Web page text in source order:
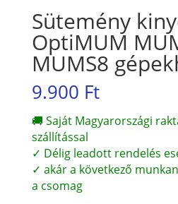
Sütemény
OptiMUM
MUMS8
9.900 Ft
🚚 Saját Magyarországi
szállítással
✓ Délig leadott rendelés
✓ akár a következő
a csomag